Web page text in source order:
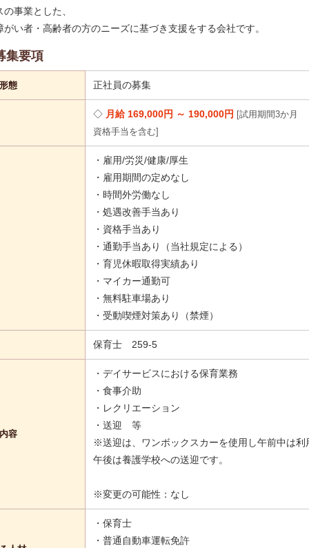
の事業とした、
がい者・高齢者の方のニーズに基づき支援をする会社です。
集要項
態 正社員の募集
月給 169,000円 ～ 190,000円
試用期間3か月
資格手当を含む
・雇用/労災/健康/厚生
・雇用期間の定めなし
・時間外労働なし
・処遇改善手当あり
・資格手当あり
・通勤手当あり（当社規定による）
・育児休暇取得実績あり
・マイカー通勤可
・無料駐車場あり
・受動喫煙対策あり（禁煙）
保育士 259-5
容
・デイサービスにおける保育業務
・食事介助
・レクリエーション
・送迎 等
※送迎は、ワンボックスカーを使用し午前中は利
午後は養護学校への送迎です。
※変更の可能性：なし
・保育士
・普通自動車運転免許